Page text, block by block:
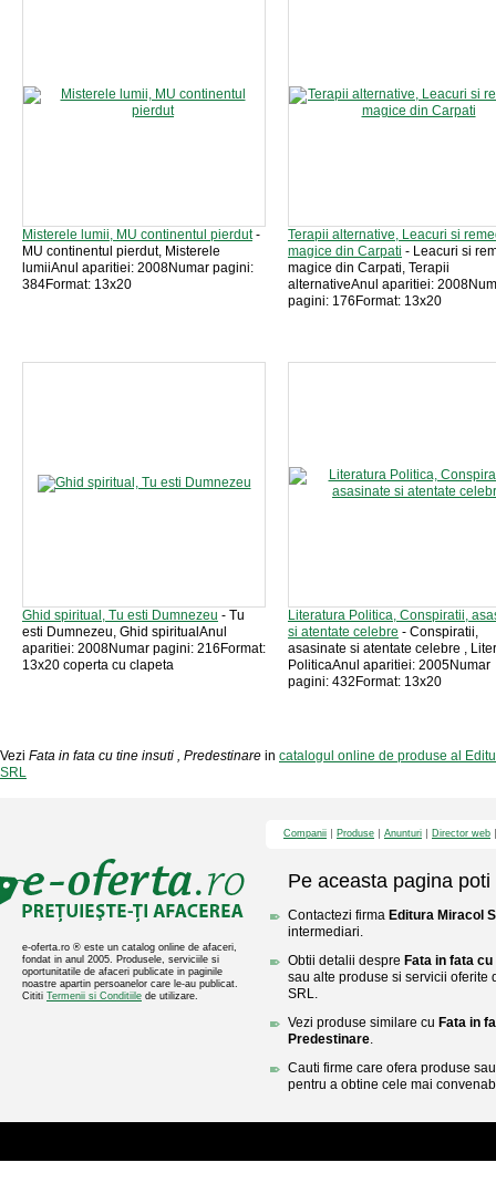
Misterele lumii, MU continentul pierdut-
MU continentul pierdut, Misterele
lumiiAnul aparitiei: 2008Numar pagini:
384Format: 13x20
Terapii alternative, Leacuri si
magice din Carpati - Leacuri si
magice din Carpati, Terapii
alternativeAnul aparitiei:
pagini: 176Format: 13x20
Ghid spiritual, Tu esti Dumnezeu - Tu
esti Dumnezeu, Ghid spiritualAnul
aparitiei: 2008Numar pagini: 216Format:
13x20 coperta cu clapeta
Literatura Politica, Conspiratii,
si atentate celebre - Conspiratii,
asasinate si atentate celebre ,
PoliticaAnul aparitiei: 2005Numar
pagini: 432Format: 13x20
Vezi Fata in fata cu tine insuti , Predestinare in catalogul online de produse al
SRL
e-oferta.ro ® este un catalog online de afaceri,
fondat in anul 2005. Produsele, serviciile si
oportunitatile de afaceri publicate in paginile
noastre apartin persoanelor care le-au publicat.
Cititi Termenii si Conditiile de utilizare.
Companii Produse Anunturi Director web
Pe aceasta pagina poti
Contactezi firma Editura Miracol
intermediari.
Obtii detalii despre Fata in fata
sau alte produse si servicii oferite
SRL.
Vezi produse similare cu Fata in
Predestinare.
Cauti firme care ofera produse
pentru a obtine cele mai